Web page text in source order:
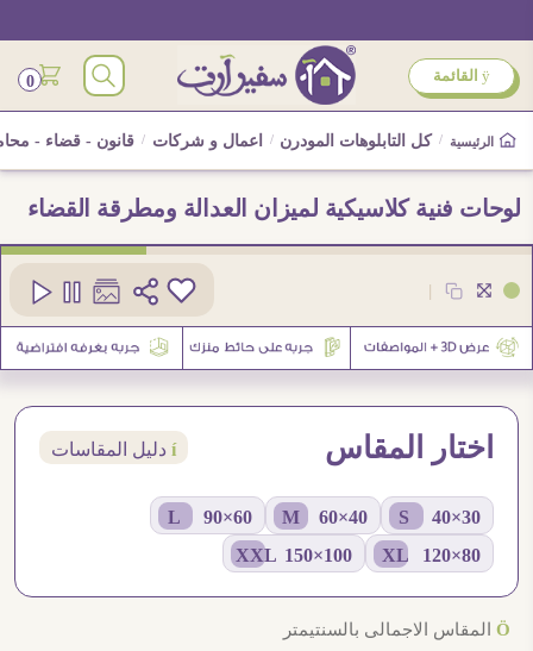
ÿ القائمة 0
الرئيسية / كل التابلوهات المودرن / اعمال و شركات / قانون - قضاء -
لوحات فنية كلاسيكية لميزان العدالة ومطرقة القضاء
|
اختار المقاس í دليل المقاسات
30×40 S
40×60 M
60×90 L
80×120 XL
100×150 XXL
Ö المقاس الاجمالى بالسنتيمتر